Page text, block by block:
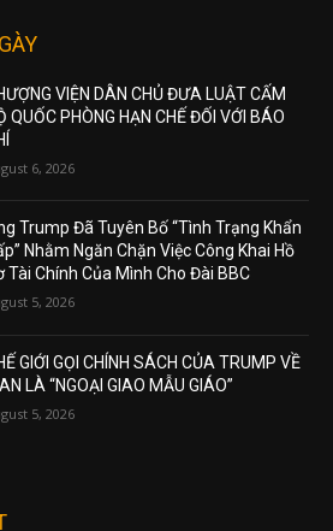
VIỆN DÂN CHỦ ĐƯA LUẬT CẤM
QUỐC PHÒNG HẠN CHẾ ĐỐI VỚI BÁO
6, 2026
Trump Đã Tuyên Bố “Tình Trạng Khẩn
Nhằm Ngăn Chặn Việc Công Khai Hồ
Tài Chính Của Mình Cho Đài BBC
5, 2026
GIỚI GỌI CHÍNH SÁCH CỦA TRUMP VỀ
LÀ “NGOẠI GIAO MẪU GIÁO”
5, 2026